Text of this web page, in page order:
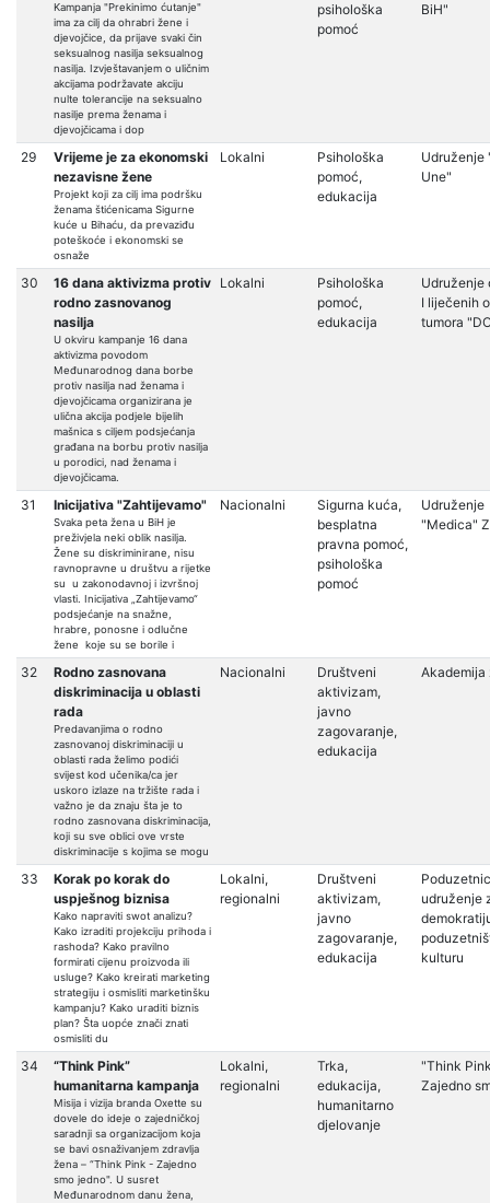
Kampanja "Prekinimo ćutanje"
ima za cilj da ohrabri žene i
djevojčice, da prijave svaki čin
seksualnog nasilja seksualnog
nasilja. Izvještavanjem o uličnim
akcijama podržavate akciju
nulte tolerancije na seksualno
nasilje prema ženama i
djevojčicama i dop
psihološka
pomoć
BiH"
29
Vrijeme je za ekonomski
nezavisne žene
Projekt koji za cilj ima podršku
ženama štićenicama Sigurne
kuće u Bihaću, da prevaziđu
poteškoće i ekonomski se
osnaže
Lokalni
Psihološka
pomoć,
edukacija
Udruženje
Une"
30
16 dana aktivizma protiv
rodno zasnovanog
nasilja
U okviru kampanje 16 dana
aktivizma povodom
Međunarodnog dana borbe
protiv nasilja nad ženama i
djevojčicama organizirana je
ulična akcija podjele bijelih
mašnica s ciljem podsjećanja
građana na borbu protiv nasilja
u porodici, nad ženama i
djevojčicama.
Lokalni
Psihološka
pomoć,
edukacija
Udruženje
I liječenih
tumora
31 Inicijativa "Zahtijevamo"
Svaka peta žena u BiH je
preživjela neki oblik nasilja.
Žene su diskriminirane, nisu
ravnopravne u društvu a rijetke
su u zakonodavnoj i izvršnoj
vlasti. Inicijativa „Zahtijevamo“
podsjećanje na snažne,
hrabre, ponosne i odlučne
žene koje su se borile i
Nacionalni
Sigurna kuća,
besplatna
pravna pomoć,
psihološka
pomoć
Udruženje
"Medica"
32
Rodno zasnovana
diskriminacija u oblasti
rada
Predavanjima o rodno
zasnovanoj diskriminaciji u
oblasti rada želimo podići
svijest kod učenika/ca jer
uskoro izlaze na tržište rada i
važno je da znaju šta je to
rodno zasnovana diskriminacija,
koji su sve oblici ove vrste
diskriminacije s kojima se mogu
Nacionalni
Društveni
aktivizam,
javno
zagovaranje,
edukacija
Akademija
33
Korak po korak do
uspješnog biznisa
Kako napraviti swot analizu?
Kako izraditi projekciju prihoda i
rashoda? Kako pravilno
formirati cijenu proizvoda ili
usluge? Kako kreirati marketing
strategiju i osmisliti marketinšku
kampanju? Kako uraditi biznis
plan? Šta uopće znači znati
osmisliti du
Lokalni,
regionalni
Društveni
aktivizam,
javno
zagovaranje,
edukacija
udruženje
kulturu
34
“Think Pink”
humanitarna kampanja
Misija i vizija branda Oxette su
dovele do ideje o zajedničkoj
saradnji sa organizacijom koja
se bavi osnaživanjem zdravlja
žena – “Think Pink - Zajedno
smo jedno". U susret
Međunarodnom danu žena,
Lokalni,
regionalni
Trka,
edukacija,
humanitarno
djelovanje
"Think
Zajedno